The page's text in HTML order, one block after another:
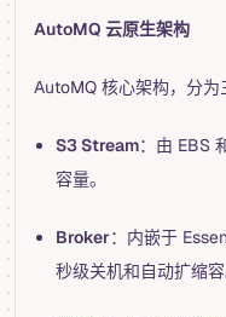
AutoMQ 云原生架构
AutoMQ 核心架构，分为
S3 Stream：由 EBS
容量。
Broker：内嵌于
秒级关机和自动扩缩容